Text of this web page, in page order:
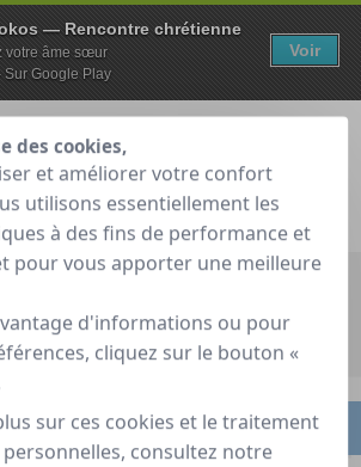
Déjà membre ?
chrétienne»Rencontrer»5
couple
RENCONTRER
— Rencontre chrétienne
votre âme sœur
Sur Google Play
Voir
des cookies,
et améliorer votre confort
utilisons essentiellement les
à des fins de performance et
pour vous apporter une meilleure
d'informations ou pour
cliquez sur le bouton «
sur ces cookies et le traitement
consultez notre